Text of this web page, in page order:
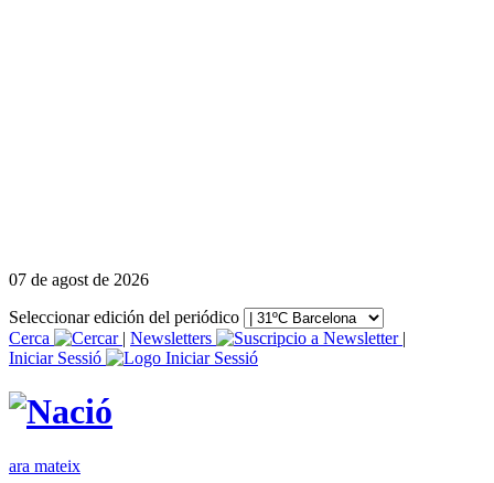
07 de agost de 2026
Seleccionar edición del periódico
Cerca
| Newsletters
|
Iniciar Sessió
ara mateix